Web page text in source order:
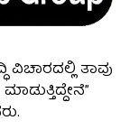
ವಿಚಾರದಲ್ಲಿ ತಾವು